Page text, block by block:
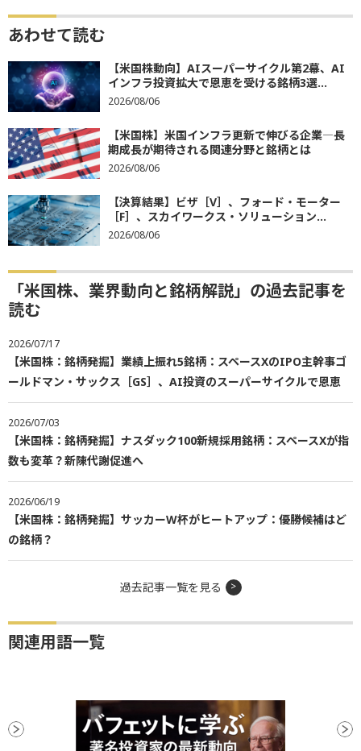
あわせて読む
【米国株動向】AIスーパーサイクル第2幕、AI
インフラ投資拡大で恩恵を受ける銘柄3選...
2026/08/06
【米国株】米国インフラ更新で伸びる企業―長
期成長が期待される関連分野と銘柄とは
2026/08/06
【決算結果】ビザ［V］、フォード・モーター
［F］、スカイワークス・ソリューション...
2026/08/06
「米国株、業界動向と銘柄解説」の過去記事を
読む
2026/07/17
【米国株：銘柄発掘】業績上振れ5銘柄：スペースXのIPO主幹事ゴ
ールドマン・サックス［GS］、AI投資のスーパーサイクルで恩恵
2026/07/03
【米国株：銘柄発掘】ナスダック100新規採用銘柄：スペースXが指
数も変革？新陳代謝促進へ
2026/06/19
【米国株：銘柄発掘】サッカーW杯がヒートアップ：優勝候補はど
の銘柄？
過去記事一覧を見る
関連用語一覧